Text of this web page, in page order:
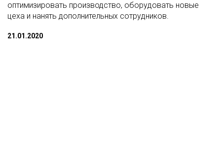
оптимизировать производство, оборудовать новые
цеха и нанять дополнительных сотрудников.
21.01.2020